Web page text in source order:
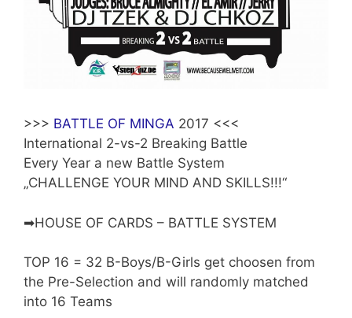
>>> BATTLE OF MINGA 2017 <<<
International 2-vs-2 Breaking Battle
Every Year a new Battle System
„CHALLENGE YOUR MIND AND SKILLS!!!“
➡HOUSE OF CARDS – BATTLE SYSTEM
TOP 16 = 32 B-Boys/B-Girls get choosen from
the Pre-Selection and will randomly matched
into 16 Teams